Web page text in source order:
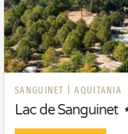
SANGUINET | AQUITANIA
Lac de Sanguinet